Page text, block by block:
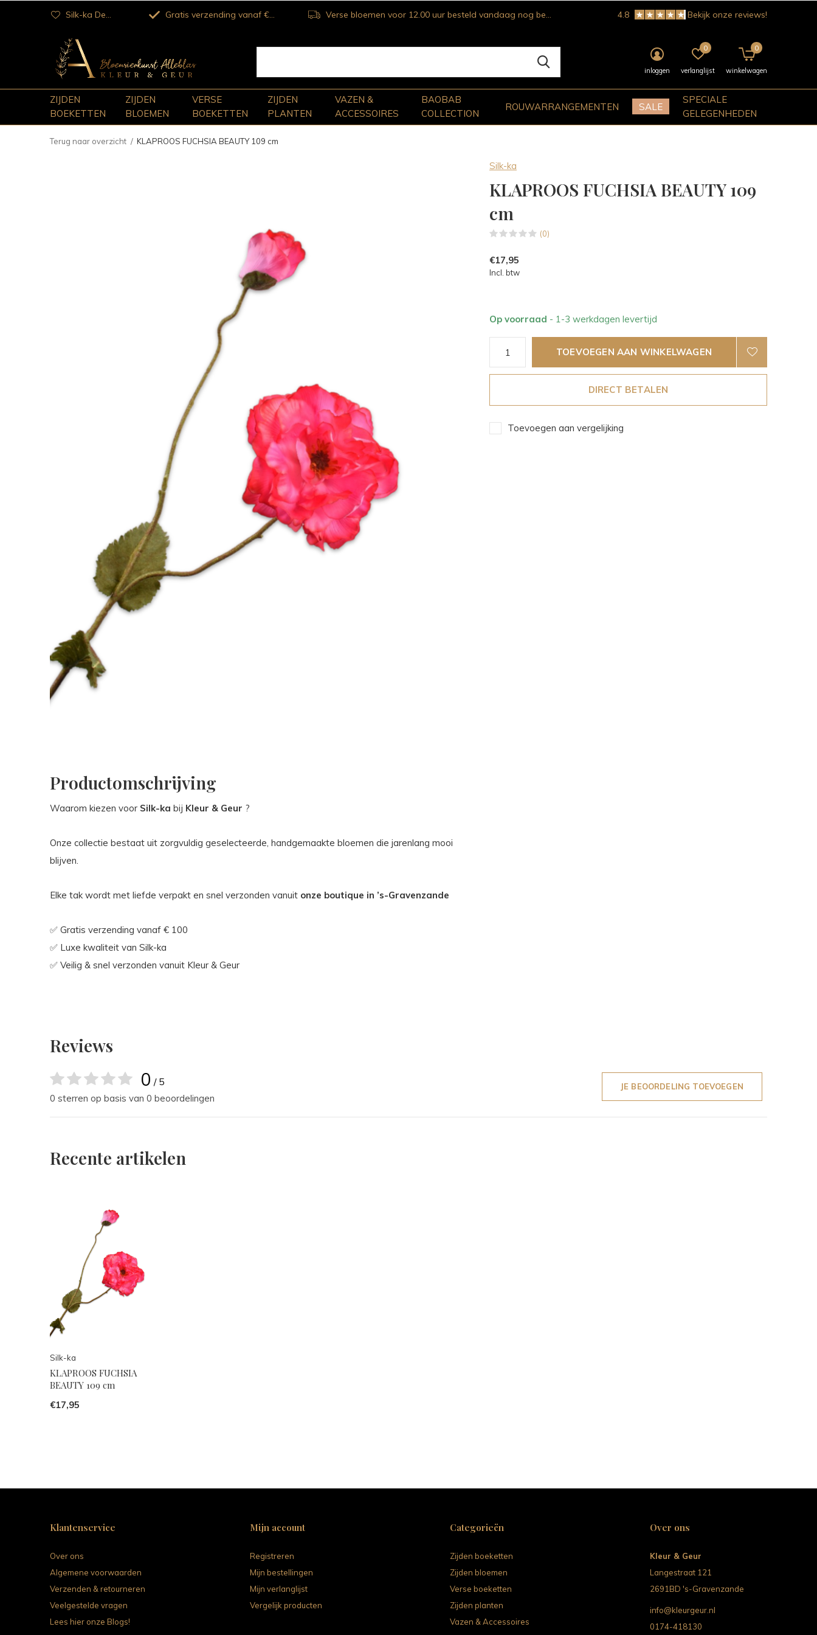
ZIJDEN
BOEKETTEN
ZIJDEN
BLOEMEN
VERSE
BOEKETTEN
ZIJDEN
PLANTEN
VAZEN &
ACCESSOIRES
BAOBAB
COLLECTION
ROUWARRANGEMENTEN SALE
SPECIALE
GELEGENHEDEN
inloggen verlanglijst
0
winkelwagen
0
Silk-ka Dealer Gratis verzending vanaf €100 Verse bloemen voor 12.00 uur besteld vandaag nog bezorgd! 4.8 Bekijk onze reviews!
Terug naar overzicht KLAPROOS FUCHSIA BEAUTY 109 cm
Silk-ka
KLAPROOS FUCHSIA BEAUTY 109
cm
(0)
€17,95
Incl. btw
Op voorraad - 1-3 werkdagen levertijd
TOEVOEGEN AAN WINKELWAGEN
DIRECT BETALEN
Toevoegen aan vergelijking
Productomschrijving
Waarom kiezen voor Silk-ka bij Kleur & Geur ?
Onze collectie bestaat uit zorgvuldig geselecteerde, handgemaakte bloemen die jarenlang mooi
blijven.
Elke tak wordt met liefde verpakt en snel verzonden vanuit onze boutique in ’s-Gravenzande
✅ Gratis verzending vanaf € 100
✅ Luxe kwaliteit van Silk-ka
✅ Veilig & snel verzonden vanuit Kleur & Geur
Reviews
0 / 5
0 sterren op basis van 0 beoordelingen
JE BEOORDELING TOEVOEGEN
Recente artikelen
Silk-ka
KLAPROOS FUCHSIA
BEAUTY 109 cm
€17,95
Klantenservice
Over ons
Algemene voorwaarden
Verzenden & retourneren
Veelgestelde vragen
Lees hier onze Blogs!
Mijn account
Registreren
Mijn bestellingen
Mijn verlanglijst
Vergelijk producten
Categorieën
Zijden boeketten
Zijden bloemen
Verse boeketten
Zijden planten
Vazen & Accessoires
Over ons
Kleur & Geur
Langestraat 121
2691BD 's-Gravenzande
info@kleurgeur.nl
0174-418130